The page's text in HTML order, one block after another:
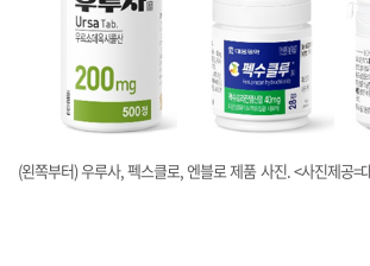
(왼쪽부터) 우루사, 펙스클로, 엔블로 제품 사진. <사진제공=